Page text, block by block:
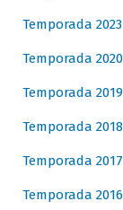
Temporada 2023
Temporada 2020
Temporada 2019
Temporada 2018
Temporada 2017
Temporada 2016